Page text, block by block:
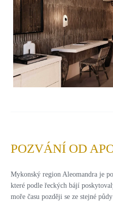
PRO
POZVÁNÍ OD
Mykonský region Aleomandra je
které podle řeckých bájí
moře času později se ze stejné